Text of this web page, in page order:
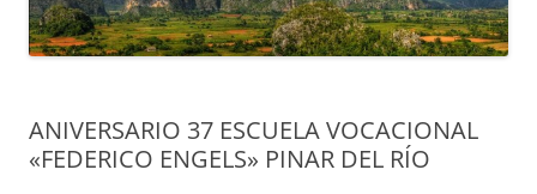
ANIVERSARIO 37 ESCUELA VOCACIONAL
«FEDERICO ENGELS» PINAR DEL RÍO